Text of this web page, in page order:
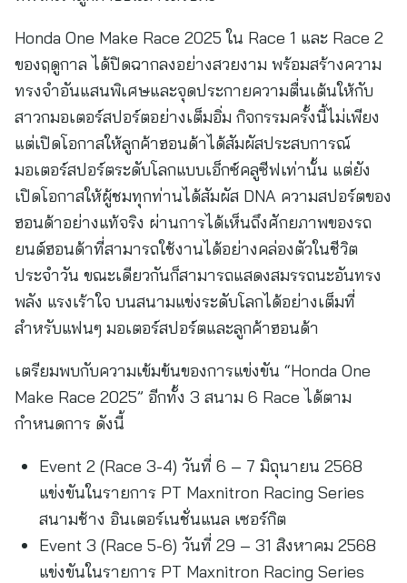
Honda One Make Race 2025 ใน Race 1 และ Race 2
ของฤดูกาล ได้ปิดฉากลงอย่างสวยงาม พร้อมสร้างความ
ทรงจำอันแสนพิเศษและจุดประกายความตื่นเต้นให้กับ
สาวกมอเตอร์สปอร์ตอย่างเต็มอิ่ม กิจกรรมครั้งนี้ไม่เพียง
แต่เปิดโอกาสให้ลูกค้าฮอนด้าได้สัมผัสประสบการณ์
มอเตอร์สปอร์ตระดับโลกแบบเอ็กซ์คลูซีฟเท่านั้น แต่ยัง
เปิดโอกาสให้ผู้ชมทุกท่านได้สัมผัส DNA ความสปอร์ตของ
ฮอนด้าอย่างแท้จริง ผ่านการได้เห็นถึงศักยภาพของรถ
ยนต์ฮอนด้าที่สามารถใช้งานได้อย่างคล่องตัวในชีวิต
ประจำวัน ขณะเดียวกันก็สามารถแสดงสมรรถนะอันทรง
พลัง แรงเร้าใจ บนสนามแข่งระดับโลกได้อย่างเต็มที่
สำหรับแฟนๆ มอเตอร์สปอร์ตและลูกค้าฮอนด้า
เตรียมพบกับความเข้มข้นของการแข่งขัน “Honda One
Make Race 2025” อีกทั้ง 3 สนาม 6 Race ได้ตาม
กำหนดการ ดังนี้
Event 2 (Race 3-4) วันที่ 6 – 7 มิถุนายน 2568
แข่งขันในรายการ PT Maxnitron Racing Series
สนามช้าง อินเตอร์เนชั่นแนล เซอร์กิต
Event 3 (Race 5-6) วันที่ 29 – 31 สิงหาคม 2568
แข่งขันในรายการ PT Maxnitron Racing Series